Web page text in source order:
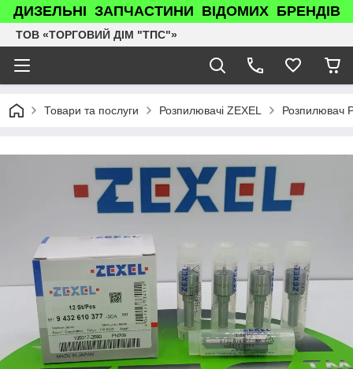
ДИЗЕЛЬНІ ЗАПЧАСТИНИ ВІДОМИХ БРЕНДІВ
ТОВ «ТОРГОВИЙ ДІМ "ТПС"»
Товари та послуги Розпилювачі ZEXEL Розпилювач